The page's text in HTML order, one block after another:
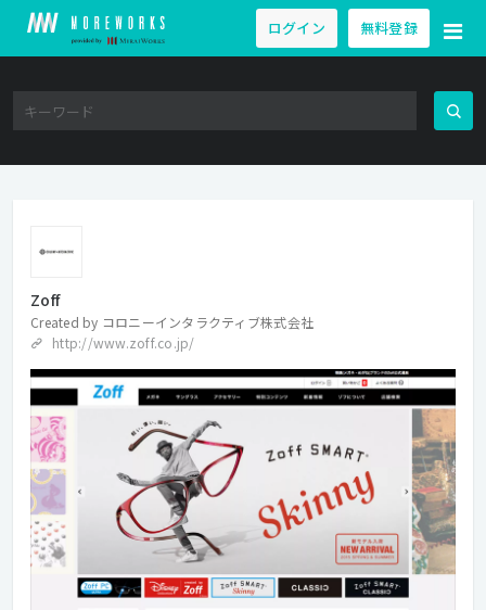
ログイン 無料登録
Zoff
Created by コロニーインタラクティブ株式会社
http://www.zoff.co.jp/